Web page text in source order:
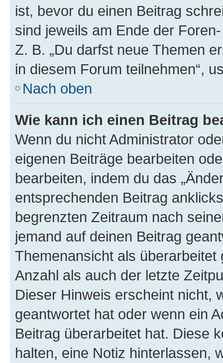
ist, bevor du einen Beitrag
sind jeweils am Ende der
Z. B. „Du darfst neue Themen
in diesem Forum teilnehmen“,
Nach oben
Wie kann ich einen Beitrag
Wenn du nicht Administrator
eigenen Beiträge bearbeiten
bearbeiten, indem du das
entsprechenden Beitrag
begrenzten Zeitraum nach
jemand auf deinen Beitrag
Themenansicht als
Anzahl als auch der letzte
Dieser Hinweis erscheint nicht,
geantwortet hat oder wenn ein
Beitrag überarbeitet hat. Diese
halten, eine Notiz hinterlassen,